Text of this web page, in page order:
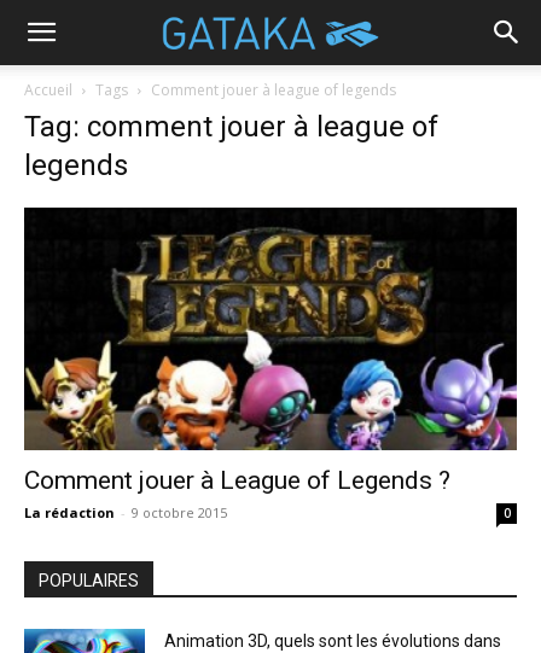
Accueil Tags Comment jouer à league of legends
Tag: comment jouer à league of
legends
Comment jouer à League of Legends ?
La rédaction - 9 octobre 2015 0
POPULAIRES
Animation 3D, quels sont les évolutions dans